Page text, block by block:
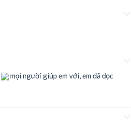
mọi người giúp em với, em đã đọc